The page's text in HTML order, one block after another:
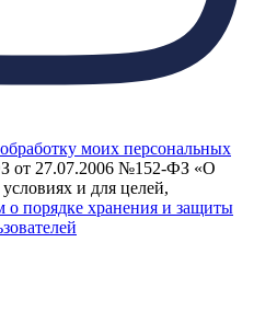
моих персональных
от 27.07.2006 №152-ФЗ «О
и для целей,
порядке хранения и защиты